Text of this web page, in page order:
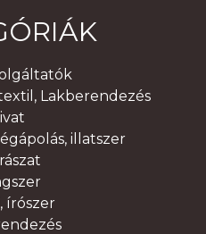
Lakberendezés
illatszer
írószer